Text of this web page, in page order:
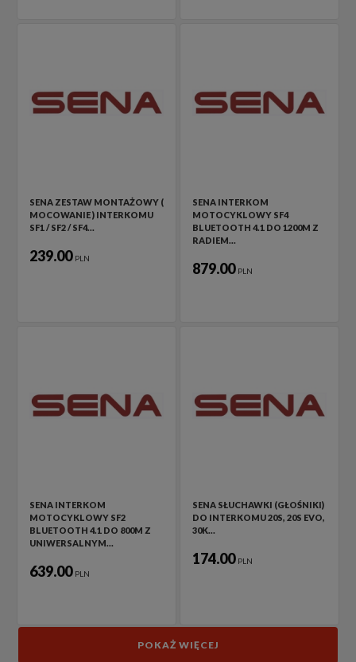
SENA ZESTAW MONTAŻOWY (
MOCOWANIE ) INTERKOMU
SF1 / SF2 / SF4…
239.00 PLN
SENA INTERKOM
MOTOCYKLOWY SF4
BLUETOOTH 4.1 DO 1200M Z
RADIEM…
879.00 PLN
SENA INTERKOM
MOTOCYKLOWY SF2
BLUETOOTH 4.1 DO 800M Z
UNIWERSALNYM…
639.00 PLN
SENA SŁUCHAWKI (GŁOŚNIKI)
DO INTERKOMU 20S, 20S EVO,
30K…
174.00 PLN
POKAŻ WIĘCEJ